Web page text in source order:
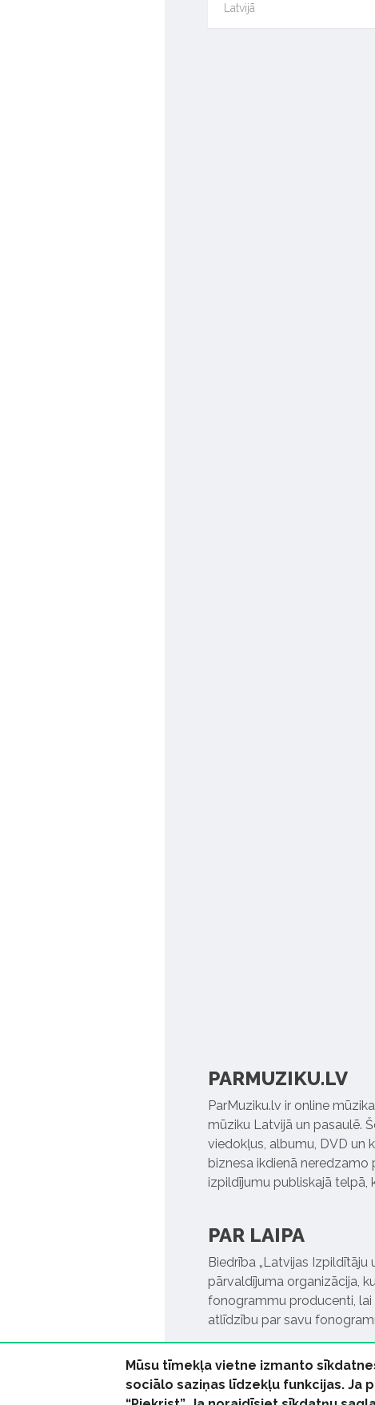
Latvijā
PARMUZIKU.LV
ParMuziku.lv ir online
mūziku Latvijā un pasaulē.
viedokļus, albumu, DVD un
biznesa ikdienā neredzamo
izpildījumu publiskajā telpā,
PAR LAIPA
Biedrība „Latvijas
pārvaldījuma organizācija,
fonogrammu producenti,
atlīdzību par savu
Mūsu tīmekļa vietne izmanto
sociālo saziņas līdzekļu funkcijas. Ja